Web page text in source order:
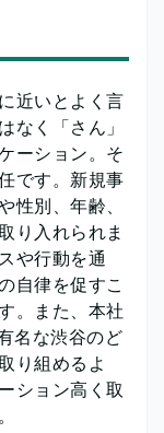
近いとよく言
なく「さん」
ーション。そ
です。新規事
性別、年齢、
り入れられま
や行動を通
自律を促すこ
。また、本社
名な渋谷のど
り組めるよ
ション高く取